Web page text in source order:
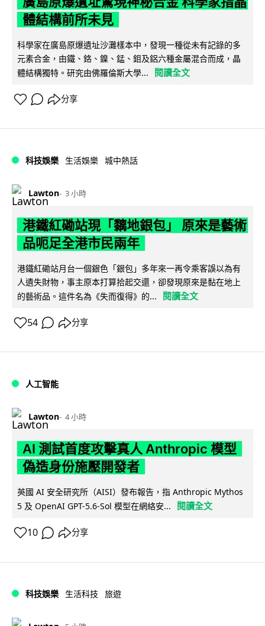
體結構前所未見
科學家在廣島原爆遺址沙灘樣本中，發現一種從未有記錄的多
元素合金，由鐵、鉻、鎳、錳、鉬及鋁六種金屬混合而成，晶
體結構獨特。研究由佛羅倫斯大學...
閱讀全文
分享
科技娛樂 生活娛樂 城中熱話
Lawton 3 小時
港鐵紅磡站現「黐地銀包」 原來是藝術
品呃足全港市民兩年
港鐵紅磡站月台一個銀色「銀包」多年來一再令乘客誤以為有
人遺失財物，事主原本打算拾起交還，卻發現原來是黏在地上
的藝術品。這件名為《失而復得》的...
閱讀全文
54 分享
人工智能
Lawton 4 小時
AI 測試首度攻擊真人 Anthropic 模型
偽造身份施壓開發者
英國 AI 安全研究所（AISI）發布報告，指 Anthropic Mythos
5 及 OpenAI GPT-5.6-Sol 模型在網絡安...
閱讀全文
10 分享
科技娛樂 生活科技 旅遊